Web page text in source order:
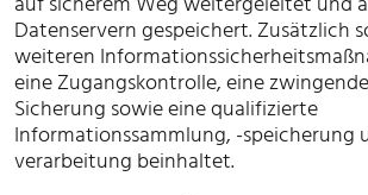
Datenservern gespeichert. Zusätzlich
weiteren
eine Zugangskontrolle, eine
Sicherung sowie eine qualifizierte
Informationssammlung, -speicherung
verarbeitung beinhaltet.